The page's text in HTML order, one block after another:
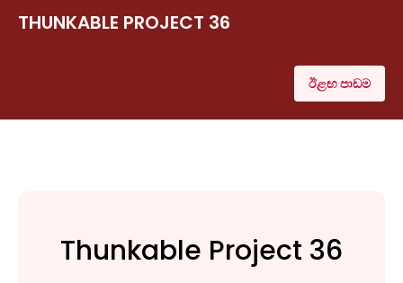
THUNKABLE PROJECT 36
ඊළඟ පාඩම
Thunkable Project 36